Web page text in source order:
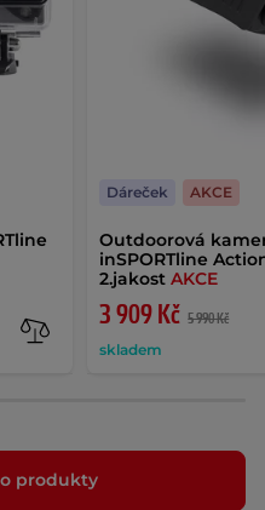
Outdoorová
inSPORTline
2.jakostAKCE
3 909 Kč 5 990 Kč
skladem
Dáreček AKCE
produkty